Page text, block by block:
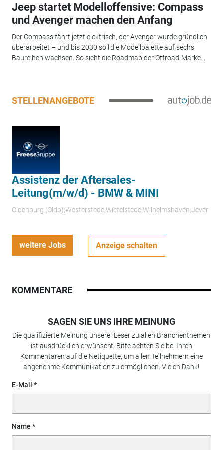
Jeep startet Modelloffensive: Compass
und Avenger machen den Anfang
Der Compass fährt jetzt elektrisch, der Avenger wurde gründlich
überarbeitet – und bis 2030 soll die Modellpalette auf sechs
Baureihen wachsen. So sieht die Roadmap der Offroad-Marke...
STELLENANGEBOTE
Assistenz der Aftersales-
Leitung(m/w/d) - BMW & MINI
Oldenburg (Oldb);Westerstede;Wiefelstede;Wilhelmshaven;Jever
weitere Jobs Anzeige schalten
KOMMENTARE
SAGEN SIE UNS IHRE MEINUNG
Die qualifizierte Meinung unserer Leser zu allen Branchenthemen
ist ausdrücklich erwünscht. Bitte achten Sie bei Ihren
Kommentaren auf die Netiquette, um allen Teilnehmern eine
angenehme Kommunikation zu ermöglichen. Vielen Dank!
E-Mail
Name